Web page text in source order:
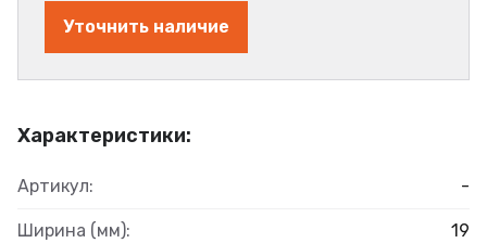
Характеристики:
Артикул: -
Ширина (мм): 19
Уточнить наличие